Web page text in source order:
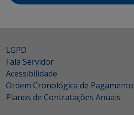
LGPD
Fala Servidor
Acessibilidade
Ordem Cronológica de
Planos de Contratações Anuais